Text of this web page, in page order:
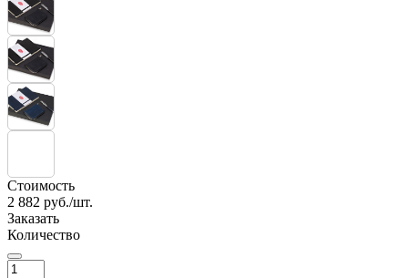
Стоимость
2 882 руб./шт.
Заказать
Количество